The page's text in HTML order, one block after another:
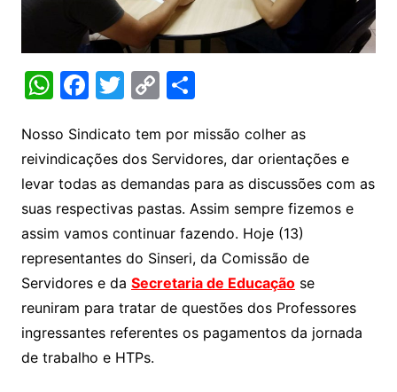
W
at
s
A
p
p
F
c
e
b
o
o
k
T
itt
er
C
p
y
Li
n
k
S
ar
e
Nosso Sindicato tem por missão colher as
reivindicações dos Servidores, dar orientações e
levar todas as demandas para as discussões com as
suas respectivas pastas. Assim sempre fizemos e
assim vamos continuar fazendo. Hoje (13)
representantes do Sinseri, da Comissão de
Servidores e da Secretaria de Educaçãose
reuniram para tratar de questões dos Professores
ingressantes referentes os pagamentos da jornada
de trabalho e HTPs.